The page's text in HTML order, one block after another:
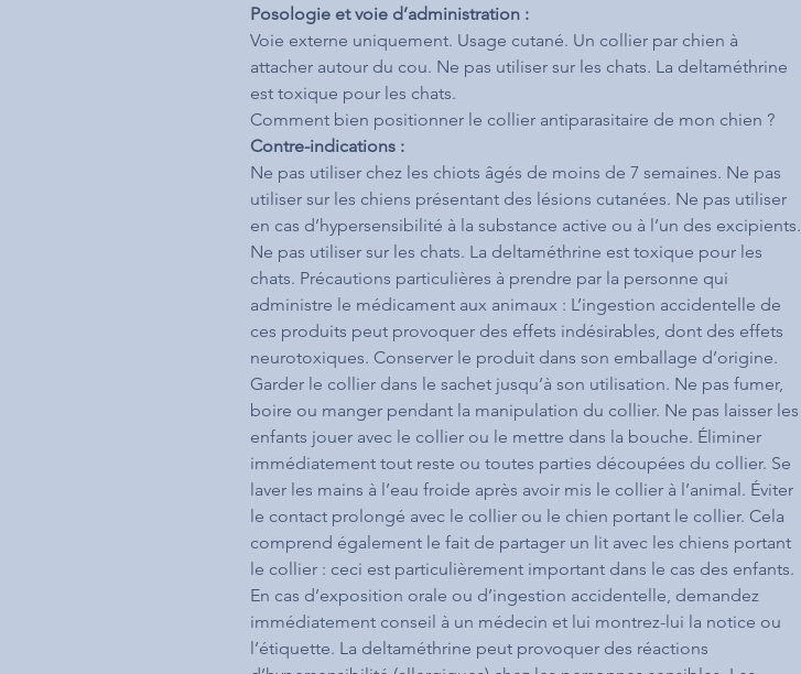
Posologie et voie d’administration :
Voie externe uniquement. Usage cutané. Un collier par chien à
attacher autour du cou. Ne pas utiliser sur les chats. La deltaméthrine
est toxique pour les chats.
Comment bien positionner le collier antiparasitaire de mon chien ?
Contre-indications :
Ne pas utiliser chez les chiots âgés de moins de 7 semaines. Ne pas
utiliser sur les chiens présentant des lésions cutanées. Ne pas utiliser
en cas d’hypersensibilité à la substance active ou à l’un des excipients.
Ne pas utiliser sur les chats. La deltaméthrine est toxique pour les
chats. Précautions particulières à prendre par la personne qui
administre le médicament aux animaux : L’ingestion accidentelle de
ces produits peut provoquer des effets indésirables, dont des effets
neurotoxiques. Conserver le produit dans son emballage d’origine.
Garder le collier dans le sachet jusqu’à son utilisation. Ne pas fumer,
boire ou manger pendant la manipulation du collier. Ne pas laisser les
enfants jouer avec le collier ou le mettre dans la bouche. Éliminer
immédiatement tout reste ou toutes parties découpées du collier. Se
laver les mains à l’eau froide après avoir mis le collier à l’animal. Éviter
le contact prolongé avec le collier ou le chien portant le collier. Cela
comprend également le fait de partager un lit avec les chiens portant
le collier : ceci est particulièrement important dans le cas des enfants.
En cas d’exposition orale ou d’ingestion accidentelle, demandez
immédiatement conseil à un médecin et lui montrez-lui la notice ou
l’étiquette. La deltaméthrine peut provoquer des réactions